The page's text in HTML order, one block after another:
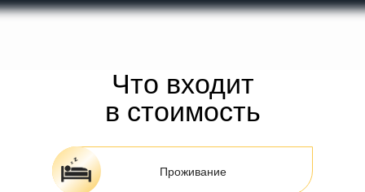
Проживание
Что входит
в стоимость